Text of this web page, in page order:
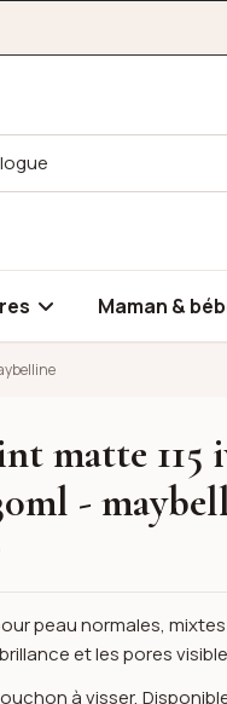
Maman &
- maybelline
matte 115
-
peau normales,
et les pores
à visser,